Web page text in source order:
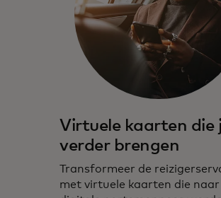
Virtuele kaarten die
verder brengen
Transformeer de
met virtuele kaarten die naar